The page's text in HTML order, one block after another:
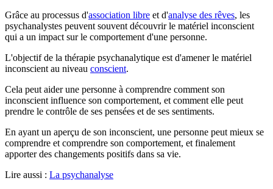
Grâce au processus d'association libre et d'analyse des rêves, les
psychanalystes peuvent souvent découvrir le matériel inconscient
qui a un impact sur le comportement d'une personne.
L'objectif de la thérapie psychanalytique est d'amener le matériel
inconscient au niveau conscient.
Cela peut aider une personne à comprendre comment son
inconscient influence son comportement, et comment elle peut
prendre le contrôle de ses pensées et de ses sentiments.
En ayant un aperçu de son inconscient, une personne peut mieux se
comprendre et comprendre son comportement, et finalement
apporter des changements positifs dans sa vie.
Lire aussi : La psychanalyse